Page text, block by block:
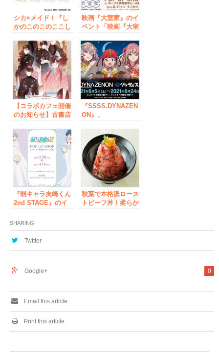
シカ×メイド！『し
かのこのこのここし
リーショップが10月
19日よりアニメイト
秋葉原にて開催！一
部店舗と通販では応
援店の実施も!!
映画『大室家』のイ
ベント「映画『大室
in ボークス秋葉原ホ
ビー天国2」の開催
が決定！
【コラボカフェ開催
のお知らせ】古書店
和堂
『SSSS.DYNAZEN
ON』、
』2タイトル同時ス
トア開催決定！秋葉
原・大阪日本橋・オ
ンラインショップが
期間限定オープン！
『弱キャラ友崎くん
2nd STAGE』のイ
崎くん 2nd
STAGE』POP UP
SHOP in ボークス
秋葉で本格派ロース
トビーフ丼！柔らか
点で850円 「Mango
SHARING
Twitter
0
Google+
Email this article
Print this article